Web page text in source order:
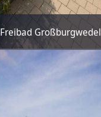
Freibad Großburgwedel